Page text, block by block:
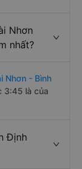
Nhơn
nhất?
Nhơn - Bình
3:45 là của
Định